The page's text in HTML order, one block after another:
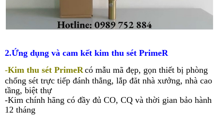
2.Ứng dụng và cam kết kim thu sét PrimeR
-Kim thu sét PrimeRcó mẫu mã đẹp, gọn thiết bị phòng
chống sét trực tiếp đánh thẳng, lắp đăt nhà xưởng, nhà cao
tầng, biệt thự
-Kim chính hãng có đầy đủ CO, CQ và thời gian bảo hành
12 tháng